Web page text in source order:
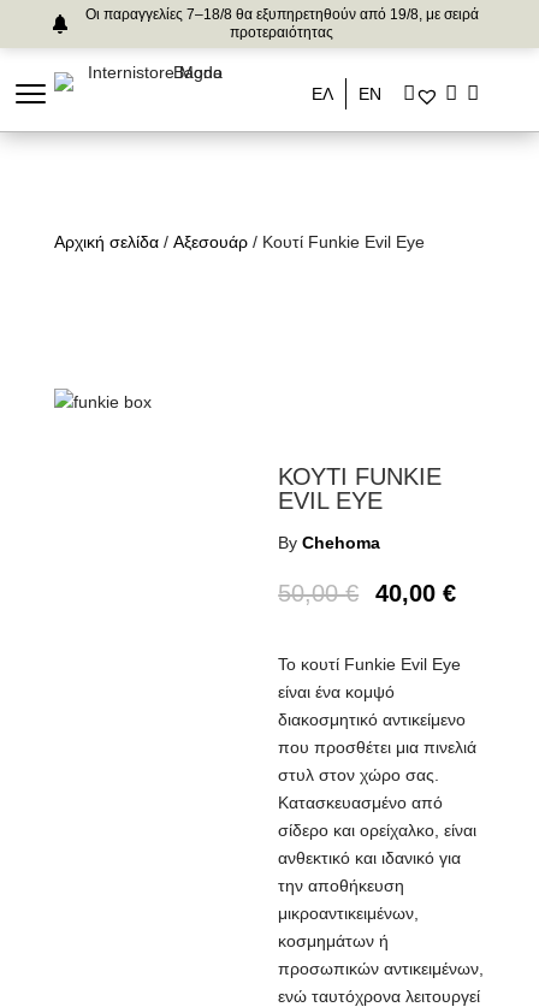
Οι παραγγελίες 7–18/8 θα εξυπηρετηθούν από 19/8, με σειρά
προτεραιότητας
ΕΛ ΕΝ
Αρχική σελίδα/ Αξεσουάρ/ Κουτί Funkie Evil Eye
ΚΟΥΤΙ FUNKIE
EVIL EYE
ByChehoma
50,00€ 40,00€
Το κουτί Funkie Evil Eye
είναι ένα κομψό
διακοσμητικό αντικείμενο
που προσθέτει μια πινελιά
στυλ στον χώρο σας.
Κατασκευασμένο από
σίδερο και ορείχαλκο, είναι
ανθεκτικό και ιδανικό για
την αποθήκευση
μικροαντικειμένων,
κοσμημάτων ή
προσωπικών αντικειμένων,
ενώ ταυτόχρονα λειτουργεί